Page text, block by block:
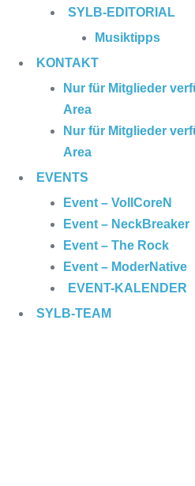
SYLB-EDITORIAL
Musiktipps
KONTAKT
Nur für Mitglieder
Area
Nur für Mitglieder
Area
EVENTS
Event – VollCoreN
Event – NeckBreaker
Event – The Rock
Event – ModerNative
EVENT-KALENDER
SYLB-TEAM